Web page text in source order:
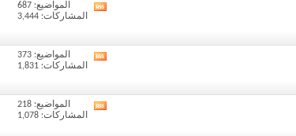
مشاهدة
تغذيات
المنتدى
المواضيع: 687
المشاركات: 3,444
مشاهدة
تغذيات
المنتدى
المواضيع: 373
المشاركات: 1,831
مشاهدة
تغذيات
المواضيع: 218
المشاركات: 1,078